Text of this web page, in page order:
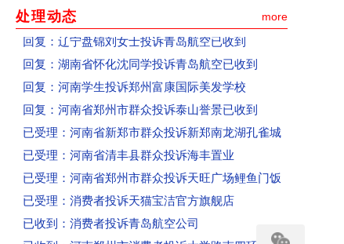
处理动态 more
回复：辽宁盘锦刘女士投诉青岛航空已收到
回复：湖南省怀化沈同学投诉青岛航空已收到
回复：河南学生投诉郑州富康国际美发学校
回复：河南省郑州市群众投诉泰山誉景已收到
已受理：河南省新郑市群众投诉新郑南龙湖孔雀城
已受理：河南省清丰县群众投诉海丰置业
已受理：河南省郑州市群众投诉天旺广场鲤鱼门饭
已受理：消费者投诉天猫宝洁官方旗舰店
已收到：消费者投诉青岛航空公司
已收到：河南郑州市消费者投诉大学路南四环鑫苑